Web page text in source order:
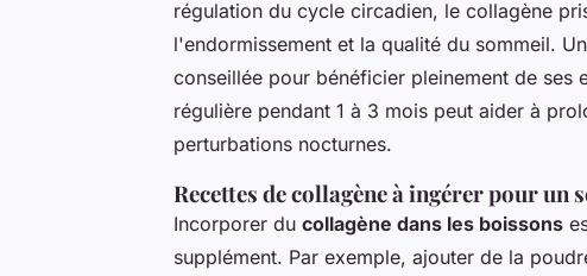
régulation du cycle circadien, le collagène
l'endormissement et la qualité du sommeil.
conseillée pour bénéficier pleinement de ses
régulière pendant 1 à 3 mois peut aider à
perturbations nocturnes.
Recettes de collagène à ingérer pour un
Incorporer du collagène dans les boissons
supplément. Par exemple, ajouter de la